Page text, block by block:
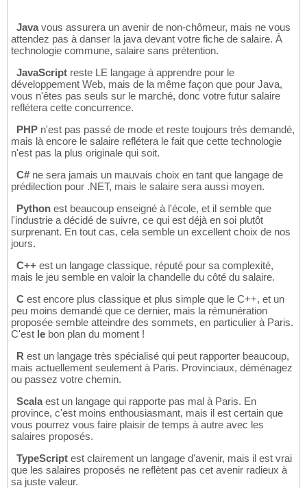
Javavous assurera un avenir de non-chômeur, mais ne vous
attendez pas à danser la java devant votre fiche de salaire. À
technologie commune, salaire sans prétention.
JavaScript reste LE langage à apprendre pour le
développement Web, mais de la même façon que pour Java,
vous n'êtes pas seuls sur le marché, donc votre futur salaire
reflétera cette concurrence.
PHP n'est pas passé de mode et reste toujours très demandé,
mais là encore le salaire reflétera le fait que cette technologie
n'est pas la plus originale qui soit.
C# ne sera jamais un mauvais choix en tant que langage de
prédilection pour .NET, mais le salaire sera aussi moyen.
Python est beaucoup enseigné à l'école, et il semble que
l'industrie a décidé de suivre, ce qui est déjà en soi plutôt
surprenant. En tout cas, cela semble un excellent choix de nos
jours.
C++ est un langage classique, réputé pour sa complexité,
mais le jeu semble en valoir la chandelle du côté du salaire.
C est encore plus classique et plus simple que le C++, et un
peu moins demandé que ce dernier, mais la rémunération
proposée semble atteindre des sommets, en particulier à Paris.
C'est le bon plan du moment !
R est un langage très spécialisé qui peut rapporter beaucoup,
mais actuellement seulement à Paris. Provinciaux, déménagez
ou passez votre chemin.
Scalaest un langage qui rapporte pas mal à Paris. En
province, c'est moins enthousiasmant, mais il est certain que
vous pourrez vous faire plaisir de temps à autre avec les
salaires proposés.
TypeScript est clairement un langage d'avenir, mais il est vrai
que les salaires proposés ne reflètent pas cet avenir radieux à
sa juste valeur.